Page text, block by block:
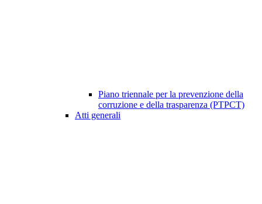
Piano triennale per la prevenzione della
corruzione e della trasparenza (PTPCT)
Atti generali